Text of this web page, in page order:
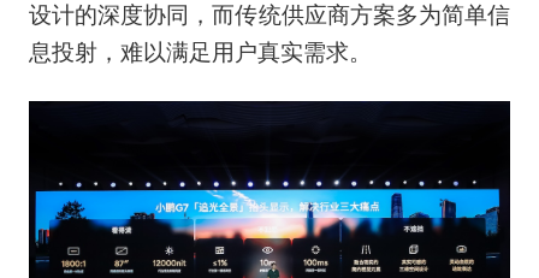
设计的深度协同，而传统供应商方案多为简单信
息投射，难以满足用户真实需求。